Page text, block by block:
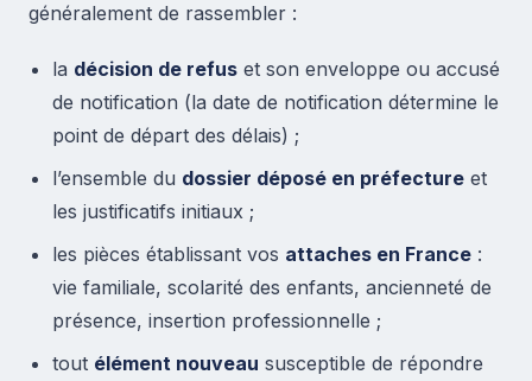
généralement de rassembler :
la décision de refus et son enveloppe ou accusé
de notification (la date de notification détermine le
point de départ des délais) ;
l’ensemble du dossier déposé en préfecture et
les justificatifs initiaux ;
les pièces établissant vos attaches en France :
vie familiale, scolarité des enfants, ancienneté de
présence, insertion professionnelle ;
tout élément nouveau susceptible de répondre